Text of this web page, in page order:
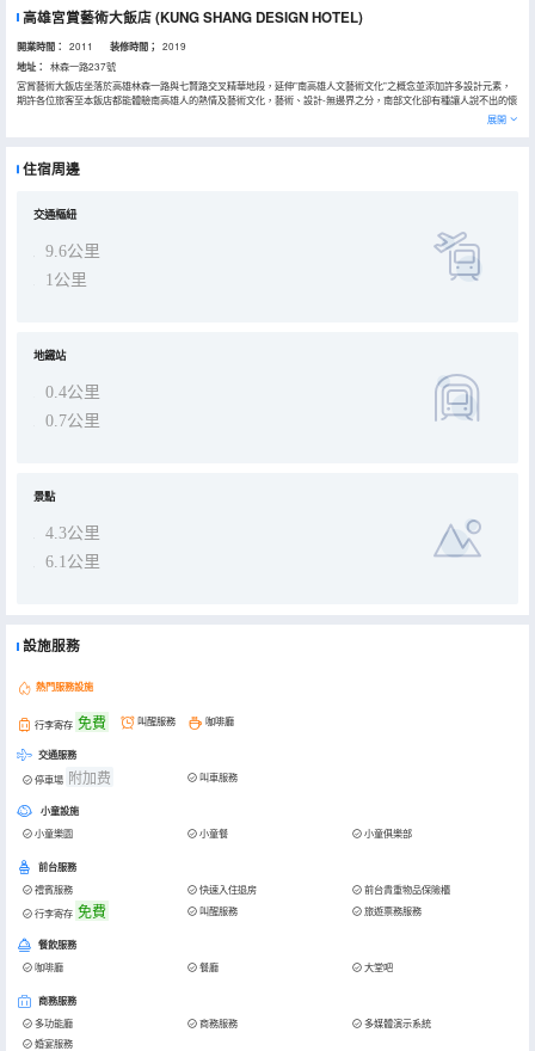
高雄宮賞藝術大飯店(KUNG SHANG DESIGN HOTEL)
開業時間： 2011 装修時間； 2019
地址：
林森一路237號
宮賞藝術大飯店坐落於高雄林森一路與七賢路交叉精華地段，延伸”南高雄人文藝術文化”之概念並添加許多設計元素，
期許各位旅客至本飯店都能體驗南高雄人的熱情及藝術文化，藝術、設計-無邊界之分，南部文化卻有種讓人說不出的懷
念及復古之意境；近年來，南高雄的文化發展迅速，交通便捷，衍然已吸引許多外籍觀光客停留腳步、瞭解南台灣的人
文特色及藝術發展；更讓多年出外打拼後回鄉的在地人，有着對家鄉不同的新詮釋。宮賞藝術大飯店想帶給旅人的感
則－ 『六心級』服務，時時刻刻延申您對家的思念(概念)。 『安心』：住房標準安全設施與逃生設備。 『用心』：瞭解
心』：為達各類房型旅客需求，我們將細心為旅客設計不同的配備，並且提供免費飲品及點心，讓您在長途跋涉後，更
供醫藥服務，全心呵護您旅程平安。高雄市旅館252登記號
展開
住宿周邊
交通樞紐
9.6公里
1公里
地鐵站
0.4公里
0.7公里
景點
4.3公里
6.1公里
設施服務
熱門服務設施
行李寄存 免費 叫醒服務 咖啡廳
交通服務
停車場 附加费 叫車服務
小童設施
小童樂園 小童餐 小童俱樂部
前台服務
禮賓服務 快速入住退房
前台貴重物品保險櫃
行李寄存 免費 叫醒服務 旅遊票務服務
餐飲服務
咖啡廳 餐廳 大堂吧
商務服務
多功能廳 商務服務
多媒體演示系統
婚宴服務